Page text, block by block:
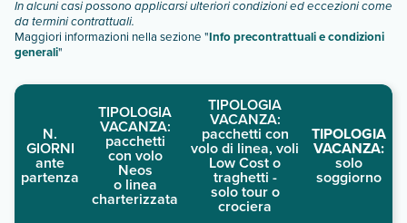
In alcuni casi possono applicarsi ulteriori condizioni ed eccezioni come
da termini contrattuali.
Maggiori informazioni nella sezione "Info precontrattuali e condizioni
generali"
N.
GIORNI
ante
partenza
TIPOLOGIA
VACANZA:
pacchetti
con volo
Neos
o linea
charterizzata
TIPOLOGIA
VACANZA:
pacchetti con
volo di linea, voli
Low Cost o
traghetti -
solo tour o
crociera
TIPOLOGIA
VACANZA:
solo
soggiorno